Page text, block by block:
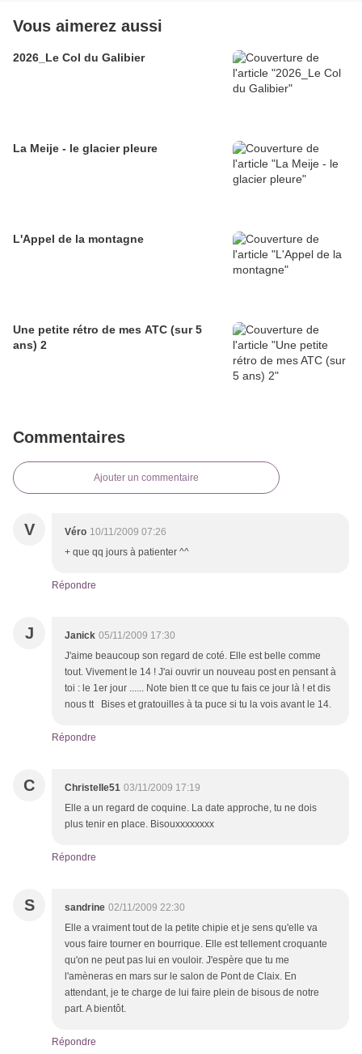
Vous aimerez aussi
2026_Le Col du Galibier
La Meije - le glacier pleure
L'Appel de la montagne
Une petite rétro de mes ATC (sur 5
ans) 2
Commentaires
Ajouter un commentaire
V Véro 10/11/2009 07:26
+ que qq jours à patienter ^^
Répondre
J Janick 05/11/2009 17:30
J'aime beaucoup son regard de coté. Elle est belle comme
tout. Vivement le 14 ! J'ai ouvrir un nouveau post en pensant à
toi : le 1er jour ...... Note bien tt ce que tu fais ce jour là ! et dis
nous tt Bises et gratouilles à ta puce si tu la vois avant le 14.
Répondre
C Christelle51 03/11/2009 17:19
Elle a un regard de coquine. La date approche, tu ne dois
plus tenir en place. Bisouxxxxxxxx
Répondre
S sandrine 02/11/2009 22:30
Elle a vraiment tout de la petite chipie et je sens qu'elle va
vous faire tourner en bourrique. Elle est tellement croquante
qu'on ne peut pas lui en vouloir. J'espère que tu me
l'amèneras en mars sur le salon de Pont de Claix. En
attendant, je te charge de lui faire plein de bisous de notre
part. A bientôt.
Répondre